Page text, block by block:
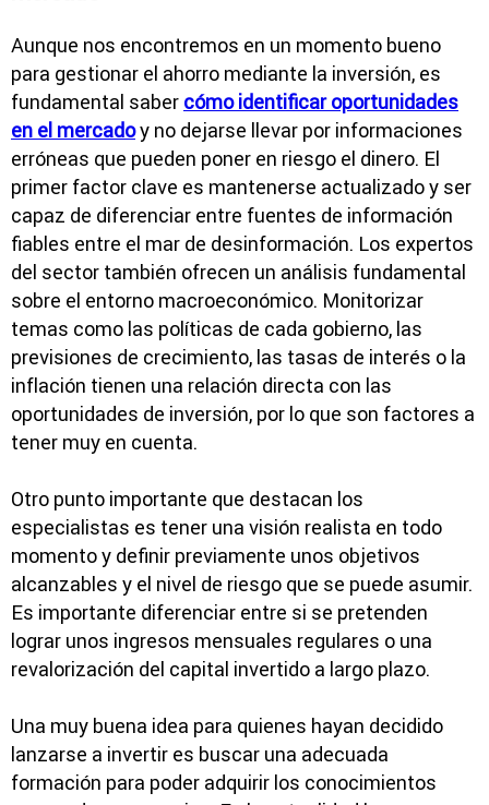
Aunque nos encontremos en un momento bueno
para gestionar el ahorro mediante la inversión, es
fundamental saber cómo identificar oportunidades
en el mercadoy no dejarse llevar por informaciones
erróneas que pueden poner en riesgo el dinero. El
primer factor clave es mantenerse actualizado y ser
capaz de diferenciar entre fuentes de información
fiables entre el mar de desinformación. Los expertos
del sector también ofrecen un análisis fundamental
sobre el entorno macroeconómico. Monitorizar
temas como las políticas de cada gobierno, las
previsiones de crecimiento, las tasas de interés o la
inflación tienen una relación directa con las
oportunidades de inversión, por lo que son factores a
tener muy en cuenta.
Otro punto importante que destacan los
especialistas es tener una visión realista en todo
momento y definir previamente unos objetivos
alcanzables y el nivel de riesgo que se puede asumir.
Es importante diferenciar entre si se pretenden
lograr unos ingresos mensuales regulares o una
revalorización del capital invertido a largo plazo.
Una muy buena idea para quienes hayan decidido
lanzarse a invertir es buscar una adecuada
formación para poder adquirir los conocimientos